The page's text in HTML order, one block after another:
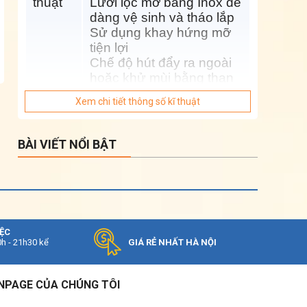
dàng vệ sinh và tháo lắp
Sử dụng khay hứng mỡ
tiện lợi
Chế độ hút đẩy ra ngoài
hoặc khử mùi bằng than
hoạt tính
Lực
hút
Kích
900mm
KÍCH THƯỚC LẮP ĐẶT SẢN PHẨM
Xem chi tiết thông số kĩ thuật
BÀI VIẾT NỔI BẬT
- 21h30 kể
GIÁ RẺ NHẤT HÀ NỘI
CỦA CHÚNG TÔI